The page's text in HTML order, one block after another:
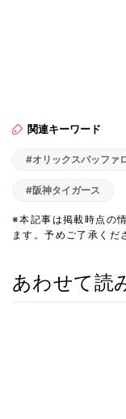
関連キーワード
#オリックスバッファ
#阪神タイガース
※本記事は掲載時点の
ます。予めご了承くだ
あわせて読